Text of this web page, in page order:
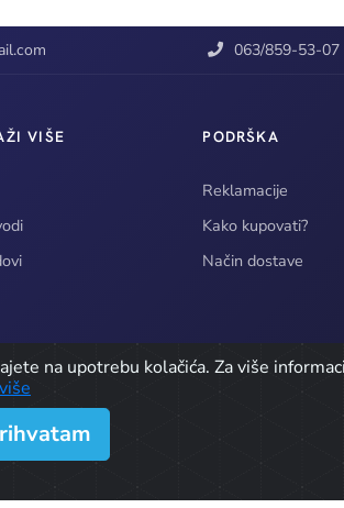
063/859-53-07
VIŠE PODRŠKA
Reklamacije
Kako kupovati?
Način dostave
na upotrebu kolačića. Za više